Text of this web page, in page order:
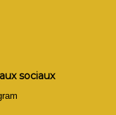
sociaux